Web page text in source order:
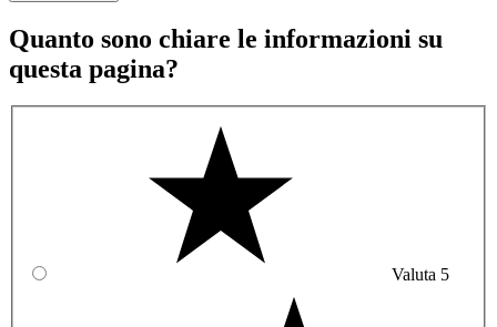
Quanto sono chiare le informazioni su
questa pagina?
Valuta 5